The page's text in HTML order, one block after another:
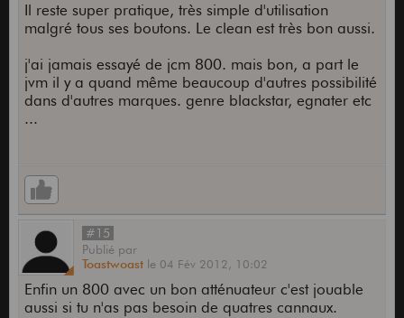
Il reste super pratique, très simple d'utilisation
malgré tous ses boutons. Le clean est très bon aussi.
j'ai jamais essayé de jcm 800. mais bon, a part le
jvm il y a quand même beaucoup d'autres possibilité
dans d'autres marques. genre blackstar, egnater etc
...
#15
Publié par
Toastwoast le 04 Fév 2012, 10:02
Enfin un 800 avec un bon atténuateur c'est jouable
aussi si tu n'as pas besoin de quatres cannaux.